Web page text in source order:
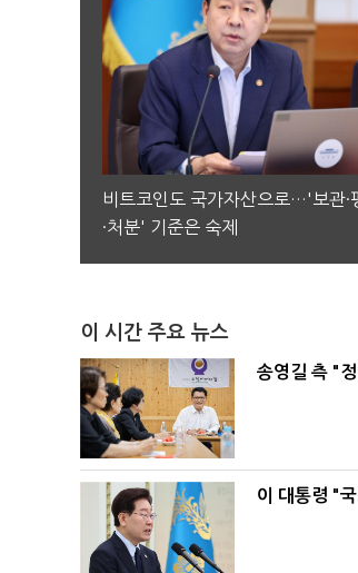
비트코인도 국가자산으로…'보관·
·처분' 기준은 숙제
이 시간 주요 뉴스
송영길 측 "
이 대통령 "